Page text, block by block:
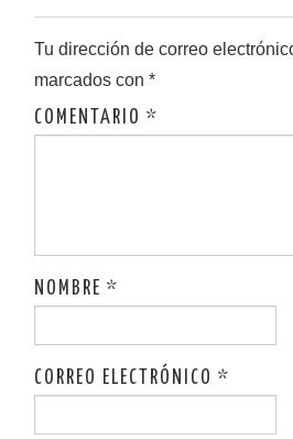
Tu dirección de correo
marcados con *
COMENTARIO *
NOMBRE *
CORREO ELECTRÓNICO *